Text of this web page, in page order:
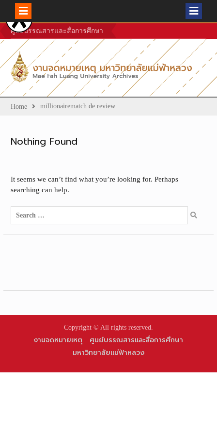
Skip
to
content
ศูนย์บรรณสารและสื่อการศึกษา
Home millionairematch de review
Nothing Found
It seems we can’t find what you’re looking for. Perhaps
searching can help.
Search
for:
Copyright © All rights reserved.
งานจดหมายเหตุ
ศูนย์บรรณสารและสื่อการศึกษา
มหาวิทยาลัยแม่ฟ้าหลวง